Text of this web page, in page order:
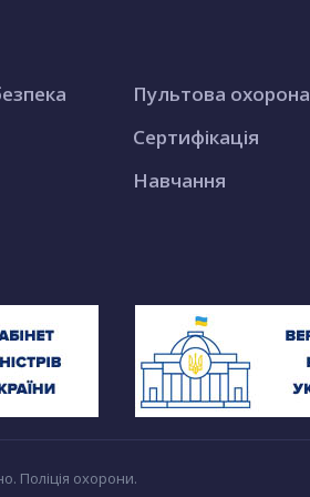
Пультова охорона
Сертифікація
Навчання
Поліція охорони.